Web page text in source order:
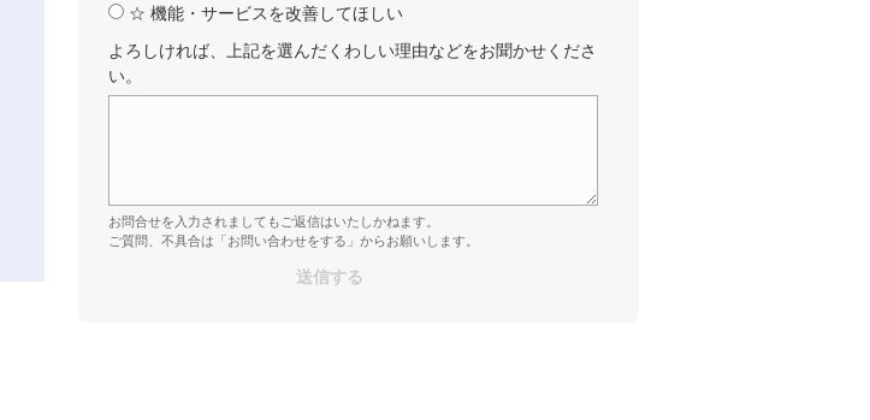
☆ 機能・サービスを改善してほしい
よろしければ、上記を選んだくわしい理由などをお聞かせくださ
い。
お問合せを入力されましてもご返信はいたしかねます。
ご質問、不具合は「お問い合わせをする」からお願いします。